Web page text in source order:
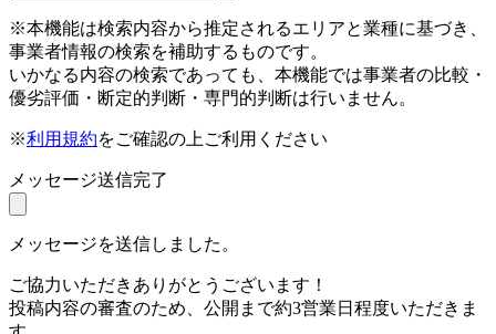
※本機能は検索内容から推定されるエリアと業種に基づき、
事業者情報の検索を補助するものです。
いかなる内容の検索であっても、本機能では事業者の比較・
優劣評価・断定的判断・専門的判断は行いません。
※利用規約をご確認の上ご利用ください
メッセージ送信完了
メッセージを送信しました。
ご協力いただきありがとうございます！
投稿内容の審査のため、公開まで約3営業日程度いただきま